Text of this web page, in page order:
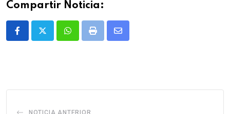
Compartir Noticia:
WhatsappPrint
Share
NOTICIA ANTERIOR